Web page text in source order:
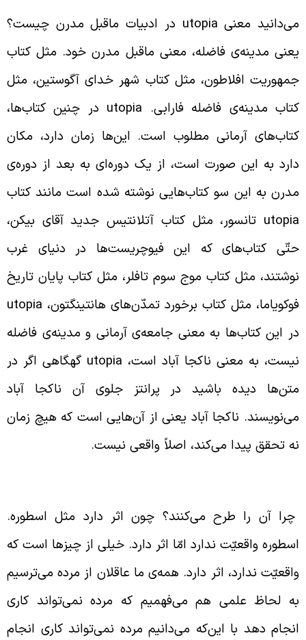
معنیutopiaدر ادبیات ماقبل مدرن چیست؟
مدینه‌ی فاضله، معنی ماقبل مدرن خود. مثل کتاب
افلاطون، مثل کتاب شهر خدای آگوستین، مثل
مدینه‌ی فاضله فارابی. utopiaدر چنین کتاب‌ها،
آرمانی مطلوب است. این‌ها زمان دارد، مکان
به این صورت است، از یک دوره‌‌ای به بعد از دوره‌ی
به این سو کتاب‌هایی نوشته شده است مانند کتاب
تانسور، مثل کتاب آتلانتیس جدید آقای بیکن،
کتاب‌های که این فیوچریست‌ها در دنیای غرب
مثل کتاب موج سوم تافلر، مثل کتاب پایان تاریخ
مثل کتاب برخورد تمدّن‌های هانتینگتون،utopia
این کتاب‌ها به معنی جامعه‌ی آرمانی و مدینه‌ی فاضله
به معنی ناکجا آباد است،utopiaگهگاهی اگر در
دیده باشید در پرانتز جلوی آن ناکجا آباد
ناکجا آباد یعنی از آن‌هایی است که هیچ زمان
تحقق پیدا می‌کند، اصلاً واقعی نیست.
آن را طرح می‌کنند؟ چون اثر دارد مثل اسطوره.
واقعیّت ندارد امّا اثر دارد. خیلی از چیزها است که
ندارد،‌ اثر دارد. همه‌ی ما عاقلان از مرده می‌ترسیم
لحاظ علمی هم می‌فهمیم که مرده نمی‌تواند کاری
دهد با این‌که می‌دانیم مرده نمی‌تواند کاری انجام